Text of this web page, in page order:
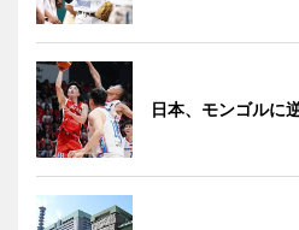
日本、モンゴルに